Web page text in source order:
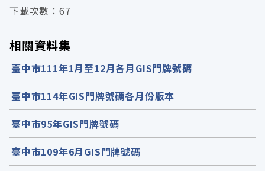
下載次數：67
相關資料集
臺中市111年1月至12月各月GIS門牌號碼
臺中市114年GIS門牌號碼各月份版本
臺中市95年GIS門牌號碼
臺中市109年6月GIS門牌號碼